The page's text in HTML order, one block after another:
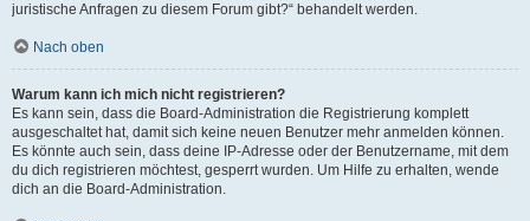
juristische Anfragen zu diesem Forum gibt?“ behandelt werden.
Nach oben
Warum kann ich mich nicht registrieren?
Es kann sein, dass die Board-Administration die Registrierung komplett
ausgeschaltet hat, damit sich keine neuen Benutzer mehr anmelden können.
Es könnte auch sein, dass deine IP-Adresse oder der Benutzername, mit dem
du dich registrieren möchtest, gesperrt wurden. Um Hilfe zu erhalten, wende
dich an die Board-Administration.